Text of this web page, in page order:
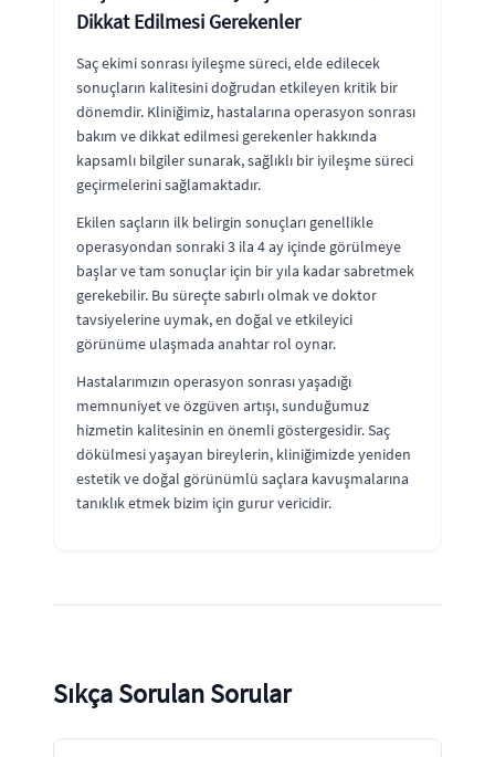
Dikkat Edilmesi Gerekenler
Saç ekimi sonrası iyileşme süreci, elde edilecek
sonuçların kalitesini doğrudan etkileyen kritik bir
dönemdir. Kliniğimiz, hastalarına operasyon sonrası
bakım ve dikkat edilmesi gerekenler hakkında
kapsamlı bilgiler sunarak, sağlıklı bir iyileşme süreci
geçirmelerini sağlamaktadır.
Ekilen saçların ilk belirgin sonuçları genellikle
operasyondan sonraki 3 ila 4 ay içinde görülmeye
başlar ve tam sonuçlar için bir yıla kadar sabretmek
gerekebilir. Bu süreçte sabırlı olmak ve doktor
tavsiyelerine uymak, en doğal ve etkileyici
görünüme ulaşmada anahtar rol oynar.
Hastalarımızın operasyon sonrası yaşadığı
memnuniyet ve özgüven artışı, sunduğumuz
hizmetin kalitesinin en önemli göstergesidir. Saç
dökülmesi yaşayan bireylerin, kliniğimizde yeniden
estetik ve doğal görünümlü saçlara kavuşmalarına
tanıklık etmek bizim için gurur vericidir.
Sıkça Sorulan Sorular